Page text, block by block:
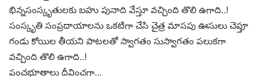
భిన్నసంస్కృతులకు బహు పునాది వేస్తూ వచ్చింది తొలి ఉగాది..!
సంస్కృతి సంప్రదాయాలను ఒకటిగా చేసి చైత్ర మాసపు ఊసులు చెప్తూ
గండు కోయిల తీయని పాటలతో స్వాగతం సుస్వాగతం పలుకగా
వచ్చింది తొలి ఉగాది..!
పంచభూతాలు దీవించగా…